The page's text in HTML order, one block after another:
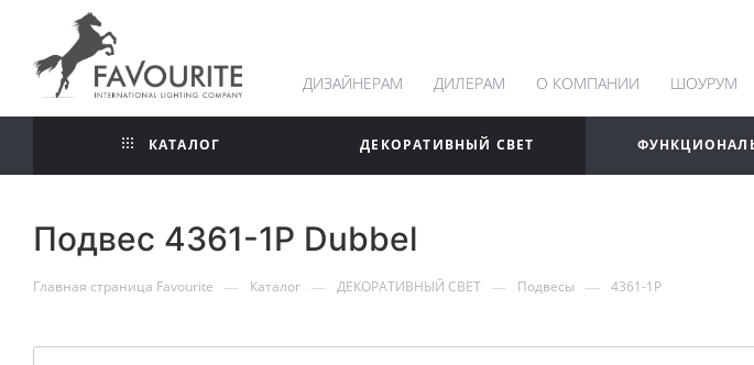
ДИЗАЙНЕРАМ ДИЛЕРАМ О КОМПАНИИ ШОУРУМ
КАТАЛОГ ДЕКОРАТИВНЫЙ СВЕТ
Подвес 4361-1P Dubbel
Главная страница Favourite — Каталог — ДЕКОРАТИВНЫЙ СВЕТ — Подвесы — 4361-1P